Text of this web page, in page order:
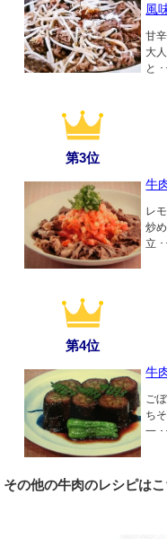
風
甘
大
と ･
第3位
牛
レ
炒
立 ･
第4位
牛
ご
ち
一 ･
その他の牛肉のレシピは